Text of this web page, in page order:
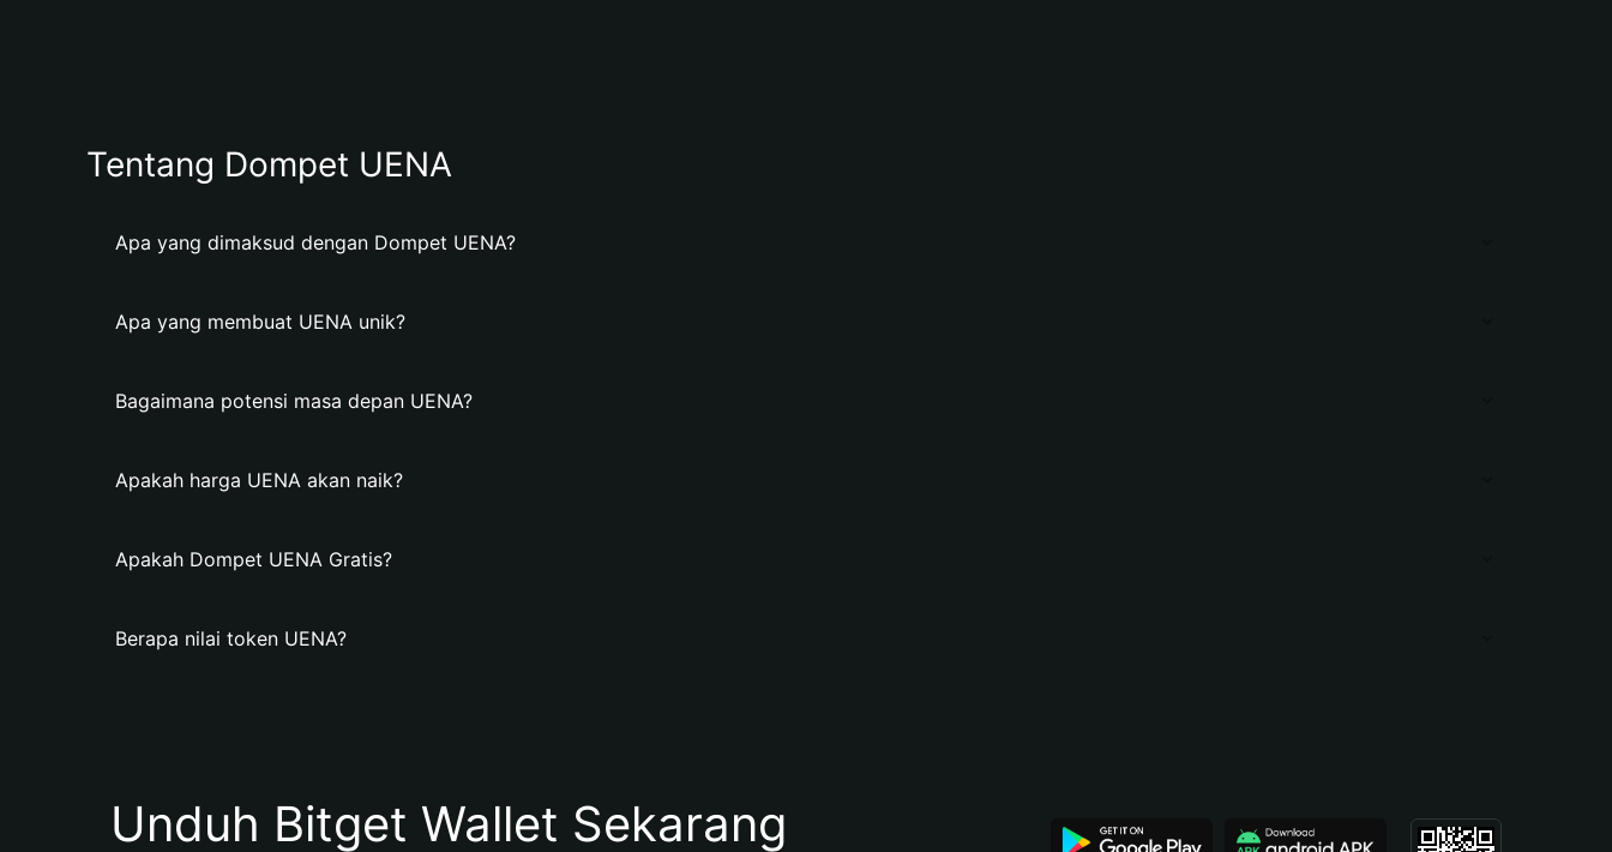
Tentang Dompet UENA
Apa yang dimaksud dengan Dompet UENA?
Apa yang membuat UENA unik?
Bagaimana potensi masa depan UENA?
Apakah harga UENA akan naik?
Apakah Dompet UENA Gratis?
Berapa nilai token UENA?
Unduh Bitget Wallet Sekarang